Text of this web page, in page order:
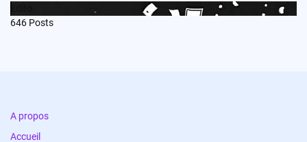
646 Posts
A propos
Accueil